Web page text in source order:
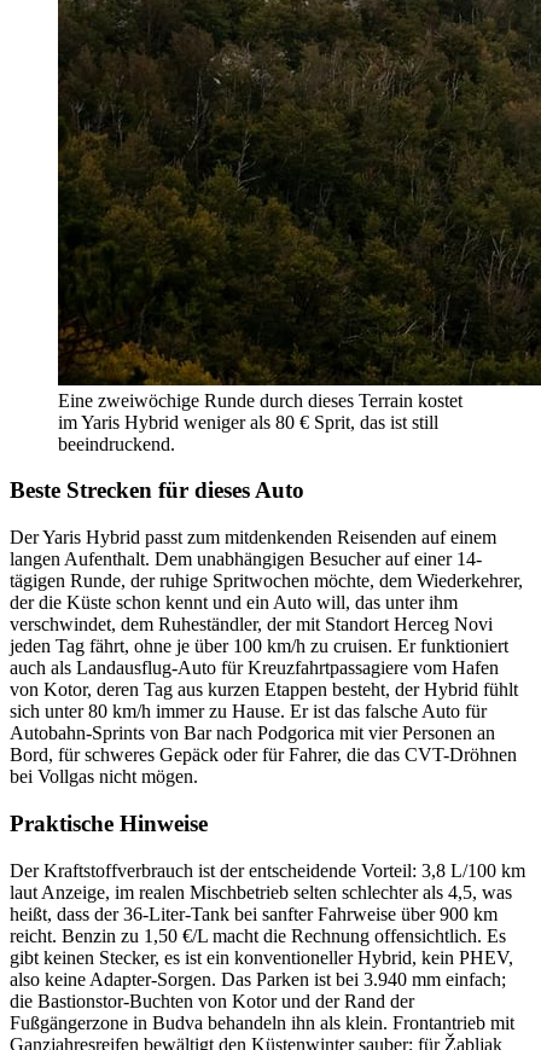
Eine zweiwöchige Runde durch dieses Terrain kostet
im Yaris Hybrid weniger als 80 € Sprit, das ist still
beeindruckend.
Beste Strecken für dieses Auto
Der Yaris Hybrid passt zum mitdenkenden Reisenden auf einem
langen Aufenthalt. Dem unabhängigen Besucher auf einer 14-
tägigen Runde, der ruhige Spritwochen möchte, dem Wiederkehrer,
der die Küste schon kennt und ein Auto will, das unter ihm
verschwindet, dem Ruheständler, der mit Standort Herceg Novi
jeden Tag fährt, ohne je über 100 km/h zu cruisen. Er funktioniert
auch als Landausflug-Auto für Kreuzfahrtpassagiere vom Hafen
von Kotor, deren Tag aus kurzen Etappen besteht, der Hybrid fühlt
sich unter 80 km/h immer zu Hause. Er ist das falsche Auto für
Autobahn-Sprints von Bar nach Podgorica mit vier Personen an
Bord, für schweres Gepäck oder für Fahrer, die das CVT-Dröhnen
bei Vollgas nicht mögen.
Praktische Hinweise
Der Kraftstoffverbrauch ist der entscheidende Vorteil: 3,8 L/100 km
laut Anzeige, im realen Mischbetrieb selten schlechter als 4,5, was
heißt, dass der 36-Liter-Tank bei sanfter Fahrweise über 900 km
reicht. Benzin zu 1,50 €/L macht die Rechnung offensichtlich. Es
gibt keinen Stecker, es ist ein konventioneller Hybrid, kein PHEV,
also keine Adapter-Sorgen. Das Parken ist bei 3.940 mm einfach;
die Bastionstor-Buchten von Kotor und der Rand der
Fußgängerzone in Budva behandeln ihn als klein. Frontantrieb mit
Ganzjahresreifen bewältigt den Küstenwinter sauber; für Žabljak